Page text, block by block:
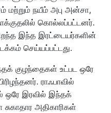
நயீம் அபு அன்சா,
கொல்லப்பட்டனர்.
இந்த இரட்டையர்களின்
செய்யப்பட்டது.
குழந்தைகள் உட்பட ஒரே
ராஃபாவில்
ஒரே இரவில் இந்தக்
அதிகாரிகள்